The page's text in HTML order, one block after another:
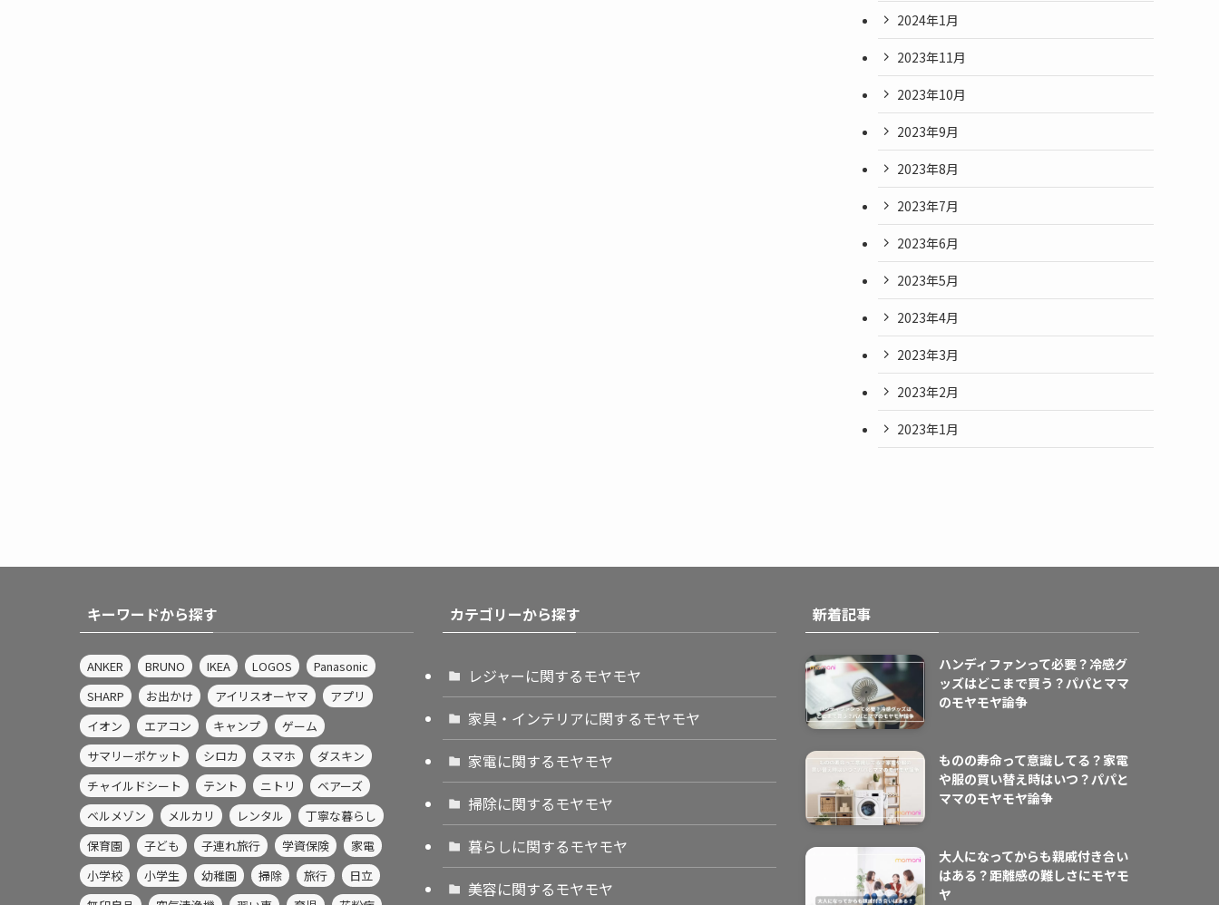
2024年1月
2023年11月
2023年10月
2023年9月
2023年8月
2023年7月
2023年6月
2023年5月
2023年4月
2023年3月
2023年2月
2023年1月
キーワードから探す
ANKER BRUNO IKEA LOGOS
Panasonic
SHARP
お出かけ アイリスオーヤマ
アプリ
イオン
エアコン キャンプ
ゲーム
サマリーポケット
シロカ スマホ
ダスキン
チャイルドシート
テント ニトリ
ベアーズ
ベルメゾン
メルカリ レンタル
丁寧な暮らし
保育園
子ども 子連れ旅行 学資保険
家電
小学校
小学生 幼稚園 掃除 旅行
日立
カテゴリーから探す
レジャーに関するモヤモヤ
家具・インテリアに関するモヤモヤ
家電に関するモヤモヤ
掃除に関するモヤモヤ
暮らしに関するモヤモヤ
美容に関するモヤモヤ
新着記事
ハンディファンって必要？冷感グ
ッズはどこまで買う？パパとママ
のモヤモヤ論争
ものの寿命って意識してる？家電
や服の買い替え時はいつ？パパと
ママのモヤモヤ論争
大人になってからも親戚付き合い
はある？距離感の難しさにモヤモ
ヤ